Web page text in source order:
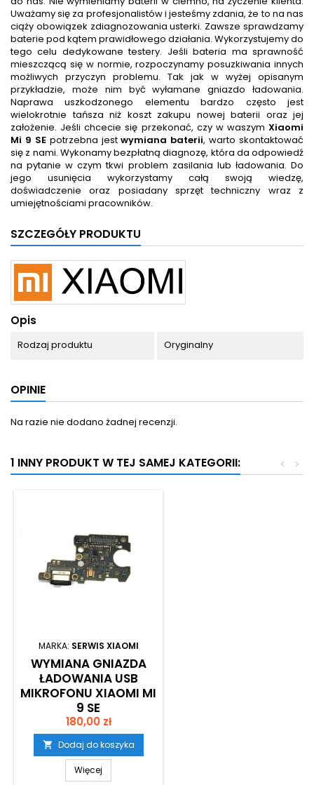
Uważamy się za profesjonalistów i jesteśmy zdania, że to na nas
ciąży obowiązek zdiagnozowania usterki. Zawsze sprawdzamy
baterie pod kątem prawidłowego działania. Wykorzystujemy do
tego celu dedykowane testery. Jeśli bateria ma sprawność
mieszczącą się w normie, rozpoczynamy posuzkiwania innych
możliwych przyczyn problemu. Tak jak w wyżej opisanym
przykładzie, może nim być wyłamane gniazdo ładowania.
Naprawa uszkodzonego elementu bardzo często jest
wielokrotnie tańsza niż koszt zakupu nowej baterii oraz jej
założenie. Jeśli chcecie się przekonać, czy w waszym Xiaomi
Mi 9 SE potrzebna jestwymiana baterii, warto skontaktować
się z nami. Wykonamy bezpłatną diagnozę, która da odpowiedź
na pytanie w czym tkwi problem zasilania lub ładowania. Do
jego usunięcia wykorzystamy całą swoją wiedzę,
doświadczenie oraz posiadany sprzęt techniczny wraz z
umiejętnościami pracowników.
SZCZEGÓŁY PRODUKTU
Opis
Rodzaj produktu Oryginalny
OPINIE
Na razie nie dodano żadnej recenzji.
1 INNY PRODUKT W TEJ SAMEJ KATEGORII: >
<
MARKA: SERWIS XIAOMI
WYMIANA GNIAZDA
ŁADOWANIA USB
MIKROFONU XIAOMI MI
9 SE
Cena
180,00 zł
 Dodaj do koszyka
Więcej